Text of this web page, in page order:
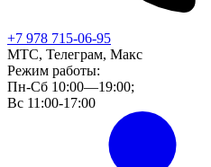
+7 978 715-06-95
МТС, Телеграм, Макс
Режим работы:
Пн-Сб 10:00—19:00;
Вс 11:00-17:00